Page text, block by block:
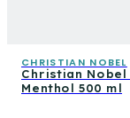
CHRISTIAN NOBEL
Christian Nobel
Menthol 500 ml